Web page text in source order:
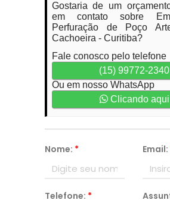
Gostaria de um
em contato sobre
Perfuração de Poço
Cachoeira - Curitiba?
Fale conosco pelo telefone
(15) 99772-2340
Ou em nosso WhatsApp
Clicando aqui
Nome: * Email:
Telefone: *